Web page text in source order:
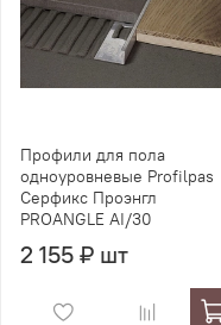
Профили для пола
одноуровневые Profilpas
Серфикс Проэнгл
PROANGLE AI/30
2 155 ₽ шт